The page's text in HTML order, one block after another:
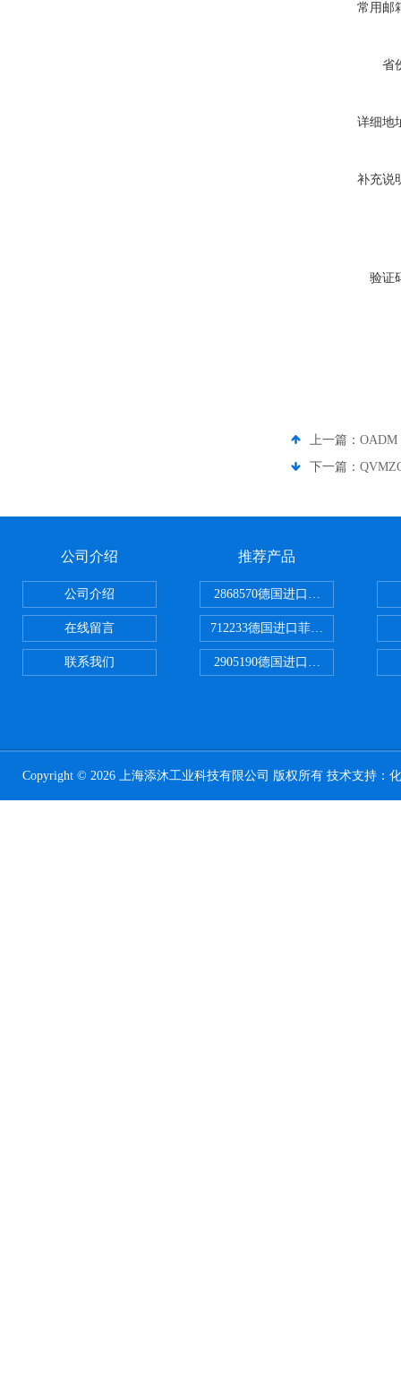
常用邮
省
详细地
补充说
验证
上一篇： OADM
下一篇：
公司介绍
公司介绍
在线留言
联系我们
推荐产品
2868570德国进口菲尼克斯电源
712233德国进口菲尼克斯断路器
2905190德国进口菲尼克斯继电器
Copyright © 2026 上海添沐工业科技有限公司 版权所有 技术支持：